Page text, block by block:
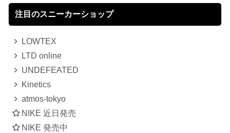
注目のスニーカーショップ
LOWTEX
LTD online
UNDEFEATED
Kinetics
atmos-tokyo
NIKE 近日発売
NIKE 発売中